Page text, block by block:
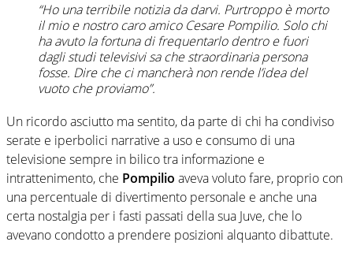
“Ho una terribile notizia da darvi. Purtroppo è morto
il mio e nostro caro amico Cesare Pompilio. Solo chi
ha avuto la fortuna di frequentarlo dentro e fuori
dagli studi televisivi sa che straordinaria persona
fosse. Dire che ci mancherà non rende l’idea del
vuoto che proviamo”.
Un ricordo asciutto ma sentito, da parte di chi ha condiviso
serate e iperbolici narrative a uso e consumo di una
televisione sempre in bilico tra informazione e
intrattenimento, che Pompilio aveva voluto fare, proprio con
una percentuale di divertimento personale e anche una
certa nostalgia per i fasti passati della sua Juve, che lo
avevano condotto a prendere posizioni alquanto dibattute.